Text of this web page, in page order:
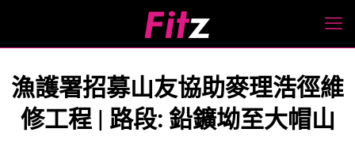
漁護署招募山友協助麥理浩徑維
修工程 | 路段: 鉛鑛坳至大帽山